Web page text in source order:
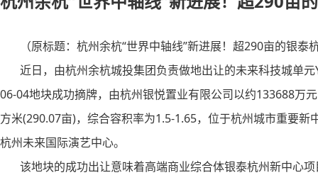
（原标题：杭州余杭“世界中轴线”新进展！超290亩的银泰
近日，由杭州余杭城投集团负责做地出让的未来科技城单元
06-04地块成功摘牌，由杭州银悦置业有限公司以约133688万
方米(290.07亩)，综合容积率为1.5-1.65，位于杭州城市重要
杭州未来国际演艺中心。
该地块的成功出让意味着高端商业综合体银泰杭州新中心